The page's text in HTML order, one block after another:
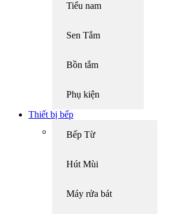
Tiểu nam
Sen Tắm
Bồn tắm
Phụ kiện
Thiết bị bếp
Bếp Từ
Hút Mùi
Máy rửa bát